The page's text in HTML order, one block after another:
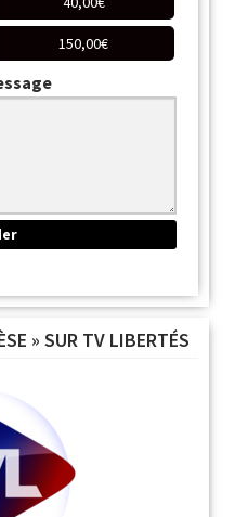
150,00€
» SUR TV LIBERTÉS